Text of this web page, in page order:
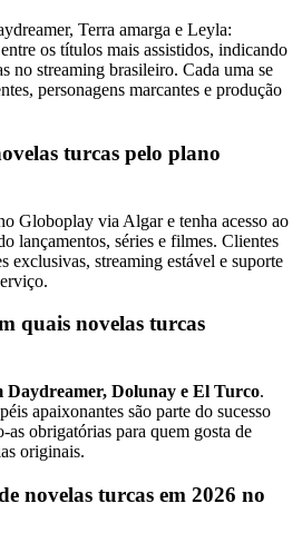
Terra amarga e Leyla:
os títulos mais assistidos, indicando
no streaming brasileiro. Cada uma se
personagens marcantes e produção
turcas pelo plano
Globoplay via Algar e tenha acesso ao
lançamentos, séries e filmes. Clientes
exclusivas, streaming estável e suporte
quais novelas turcas
Daydreamer, Dolunay e El Turco.
apaixonantes são parte do sucesso
as obrigatórias para quem gosta de
originais.
novelas turcas em 2026 no